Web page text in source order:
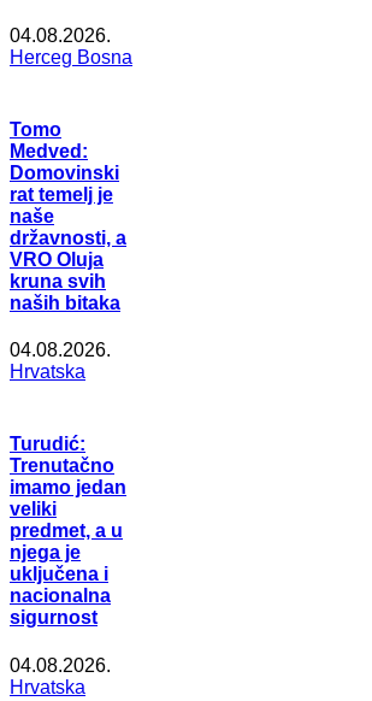
04.08.2026.
Herceg Bosna
Tomo
Medved:
Domovinski
rat temelj je
naše
državnosti, a
VRO Oluja
kruna svih
naših bitaka
04.08.2026.
Hrvatska
Turudić:
Trenutačno
imamo jedan
veliki
predmet, a u
njega je
uključena i
nacionalna
sigurnost
04.08.2026.
Hrvatska